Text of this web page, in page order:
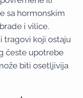
sa hormonskim
i vilice.
tragovi koji ostaju
česte upotrebe
biti osetljivija